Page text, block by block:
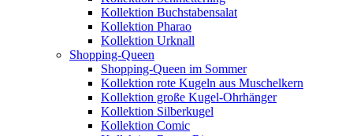
Kollektion Buchstabensalat
Kollektion Pharao
Kollektion Urknall
Shopping-Queen
Shopping-Queen im Sommer
Kollektion rote Kugeln aus Muschelkern
Kollektion große Kugel-Ohrhänger
Kollektion Silberkugel
Kollektion Comic